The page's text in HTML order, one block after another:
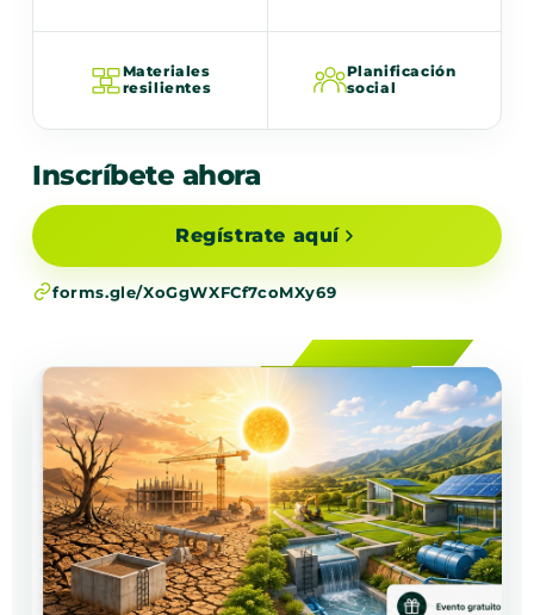
Materiales
resilientes
Planificación
social
Inscríbete ahora
Regístrate aquí
forms.gle/XoGgWXFCf7coMXy69